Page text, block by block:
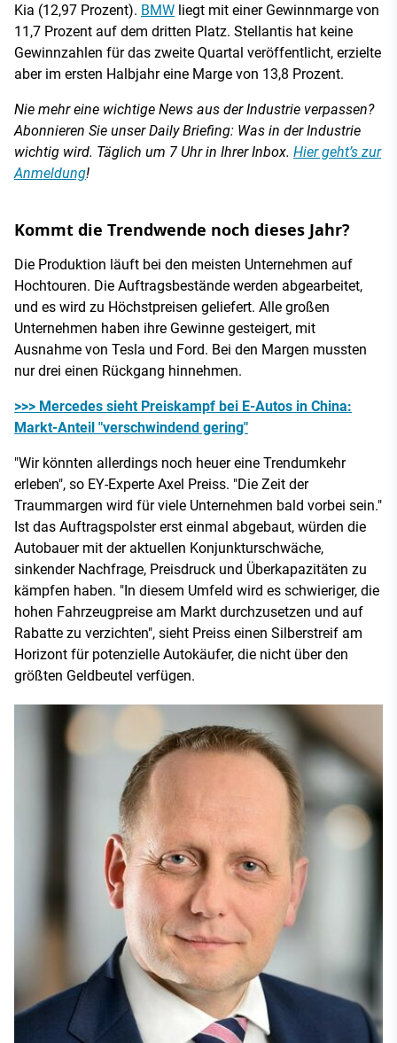
Kia (12,97 Prozent). BMW liegt mit einer Gewinnmarge von
11,7 Prozent auf dem dritten Platz. Stellantis hat keine
Gewinnzahlen für das zweite Quartal veröffentlicht, erzielte
aber im ersten Halbjahr eine Marge von 13,8 Prozent.
Nie mehr eine wichtige News aus der Industrie verpassen?
Abonnieren Sie unser Daily Briefing: Was in der Industrie
wichtig wird. Täglich um 7 Uhr in Ihrer Inbox. Hier geht’s zur
Anmeldung!
Kommt die Trendwende noch dieses Jahr?
Die Produktion läuft bei den meisten Unternehmen auf
Hochtouren. Die Auftragsbestände werden abgearbeitet,
und es wird zu Höchstpreisen geliefert. Alle großen
Unternehmen haben ihre Gewinne gesteigert, mit
Ausnahme von Tesla und Ford. Bei den Margen mussten
nur drei einen Rückgang hinnehmen.
>>> Mercedes sieht Preiskampf bei E-Autos in China:
Markt-Anteil "verschwindend gering"
"Wir könnten allerdings noch heuer eine Trendumkehr
erleben", so EY-Experte Axel Preiss. "Die Zeit der
Traummargen wird für viele Unternehmen bald vorbei sein."
Ist das Auftragspolster erst einmal abgebaut, würden die
Autobauer mit der aktuellen Konjunkturschwäche,
sinkender Nachfrage, Preisdruck und Überkapazitäten zu
kämpfen haben. "In diesem Umfeld wird es schwieriger, die
hohen Fahrzeugpreise am Markt durchzusetzen und auf
Rabatte zu verzichten", sieht Preiss einen Silberstreif am
Horizont für potenzielle Autokäufer, die nicht über den
größten Geldbeutel verfügen.